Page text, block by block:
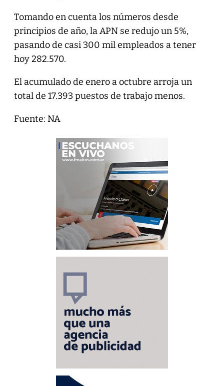
Tomando en cuenta los números desde
principios de año, la APN se redujo un 5%,
pasando de casi 300 mil empleados a tener
hoy 282.570.
El acumulado de enero a octubre arroja un
total de 17.393 puestos de trabajo menos.
Fuente: NA